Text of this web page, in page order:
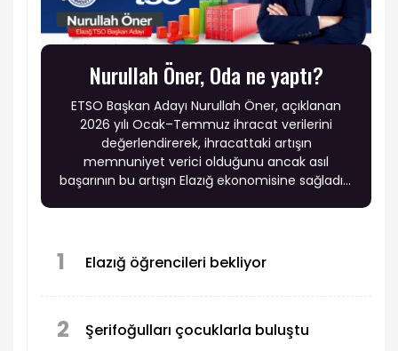
Nurullah Öner, Oda ne yaptı?
ETSO Başkan Adayı Nurullah Öner, açıklanan
2026 yılı Ocak–Temmuz ihracat verilerini
değerlendirerek, ihracattaki artışın
memnuniyet verici olduğunu ancak asıl
başarının bu artışın Elazığ ekonomisine sağladığı
1 Elazığ öğrencileri bekliyor
2 Şerifoğulları çocuklarla buluştu